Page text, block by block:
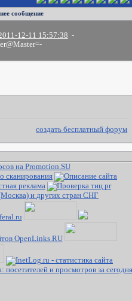
сообщение
12-11 15:57:38 -
создать бесплатный форум